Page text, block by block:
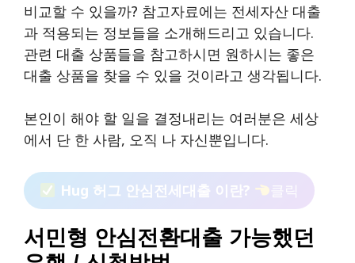
비교할 수 있을까? 참고자료에는 전세자산 대출
과 적용되는 정보들을 소개해드리고 있습니다.
관련 대출 상품들을 참고하시면 원하시는 좋은
대출 상품을 찾을 수 있을 것이라고 생각됩니다.
본인이 해야 할 일을 결정내리는 여러분은 세상
에서 단 한 사람, 오직 나 자신뿐입니다.
Hug 허그 안심전세대출 이란? 클릭
서민형 안심전환대출 가능했던